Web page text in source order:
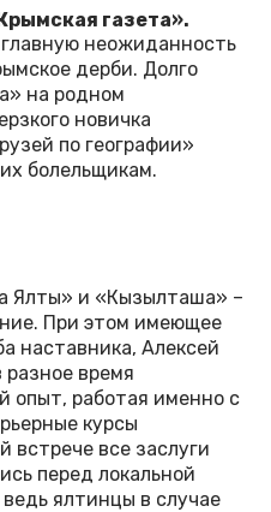
газета».
неожиданность
дерби. Долго
на родном
новичка
по географии»
болельщикам.
Ялты» и «Кызылташа» –
При этом имеющее
наставника, Алексей
разное время
опыт, работая именно с
курсы
встрече все заслуги
перед локальной
ялтинцы в случае